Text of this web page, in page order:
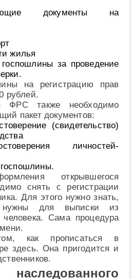
документы на
жилья
за проведение
на регистрацию прав
рублей.
также необходимо
пакет документов:
(свидетельство)
личностей-
открывшегося
снять с регистрации
Для этого нужно знать,
нужны для выписки из
Сама процедура
как прописаться в
здесь. Она пригодится и